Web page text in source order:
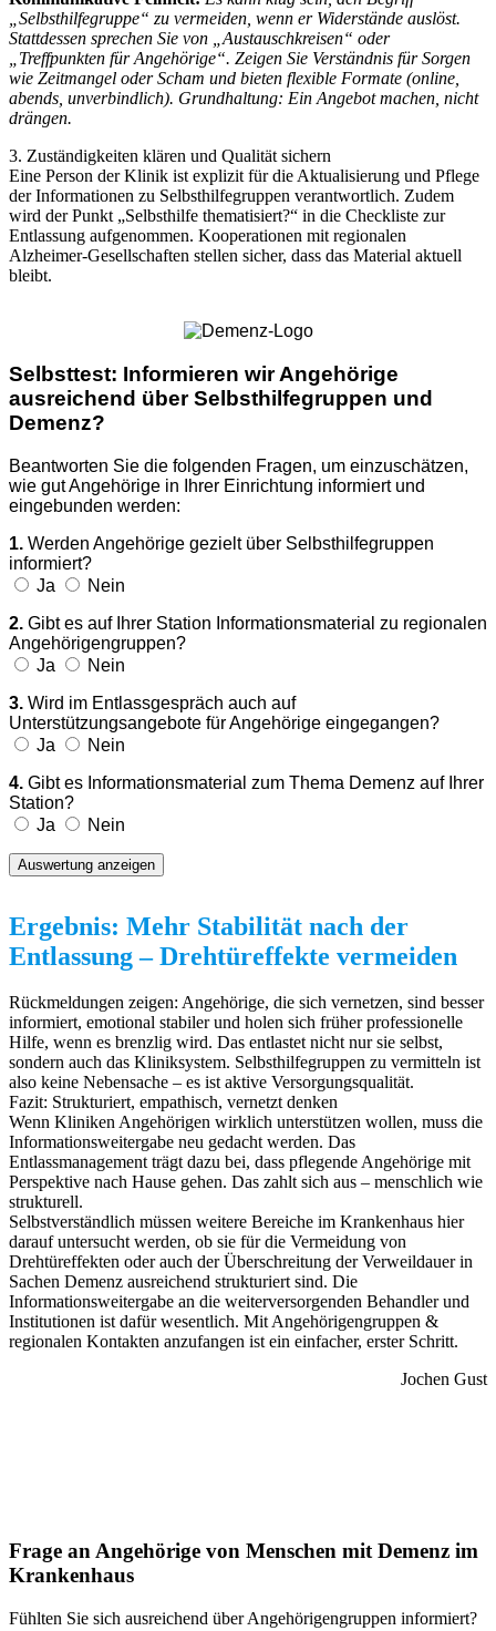
„Selbsthilfegruppe“ zu vermeiden, wenn er Widerstände auslöst.
Stattdessen sprechen Sie von „Austauschkreisen“ oder
„Treffpunkten für Angehörige“. Zeigen Sie Verständnis für Sorgen
wie Zeitmangel oder Scham und bieten flexible Formate (online,
abends, unverbindlich). Grundhaltung: Ein Angebot machen, nicht
drängen.
3. Zuständigkeiten klären und Qualität sichern
Eine Person der Klinik ist explizit für die Aktualisierung und Pflege
der Informationen zu Selbsthilfegruppen verantwortlich. Zudem
wird der Punkt „Selbsthilfe thematisiert?“ in die Checkliste zur
Entlassung aufgenommen. Kooperationen mit regionalen
Alzheimer-Gesellschaften stellen sicher, dass das Material aktuell
bleibt.
Selbsttest: Informieren wir Angehörige
ausreichend über Selbsthilfegruppen und
Demenz?
Beantworten Sie die folgenden Fragen, um einzuschätzen,
wie gut Angehörige in Ihrer Einrichtung informiert und
eingebunden werden:
1. Werden Angehörige gezielt über Selbsthilfegruppen
informiert?
Ja
Nein
2. Gibt es auf Ihrer Station Informationsmaterial zu regionalen
Angehörigengruppen?
Ja
Nein
3. Wird im Entlassgespräch auch auf
Unterstützungsangebote für Angehörige eingegangen?
Ja
Nein
4. Gibt es Informationsmaterial zum Thema Demenz auf Ihrer
Station?
Ja
Nein
Auswertung anzeigen
Ergebnis: Mehr Stabilität nach der
Entlassung– Drehtüreffekte vermeiden
Rückmeldungen zeigen: Angehörige, die sich vernetzen, sind besser
informiert, emotional stabiler und holen sich früher professionelle
Hilfe, wenn es brenzlig wird. Das entlastet nicht nur sie selbst,
sondern auch das Kliniksystem. Selbsthilfegruppen zu vermitteln ist
also keine Nebensache – es ist aktive Versorgungsqualität.
Fazit: Strukturiert, empathisch, vernetzt denken
Wenn Kliniken Angehörigen wirklich unterstützen wollen, muss die
Informationsweitergabe neu gedacht werden. Das
Entlassmanagement trägt dazu bei, dass pflegende Angehörige mit
Perspektive nach Hause gehen. Das zahlt sich aus – menschlich wie
strukturell.
Selbstverständlich müssen weitere Bereiche im Krankenhaus hier
darauf untersucht werden, ob sie für die Vermeidung von
Drehtüreffekten oder auch der Überschreitung der Verweildauer in
Sachen Demenz ausreichend strukturiert sind. Die
Informationsweitergabe an die weiterversorgenden Behandler und
Institutionen ist dafür wesentlich. Mit Angehörigengruppen &
regionalen Kontakten anzufangen ist ein einfacher, erster Schritt.
Jochen Gust
Frage an Angehörige von Menschen mit Demenz im
Krankenhaus
Fühlten Sie sich ausreichend über Angehörigengruppen informiert?